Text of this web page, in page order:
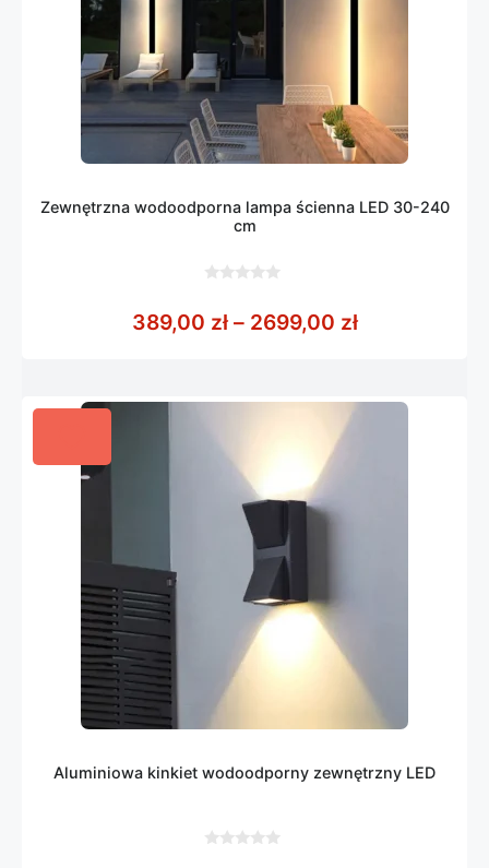
Zewnętrzna wodoodporna lampa ścienna LED 30-240
cm
5
389,00 zł – 2699,00 złZakres cen:
Aluminiowa kinkiet wodoodporny zewnętrzny LED